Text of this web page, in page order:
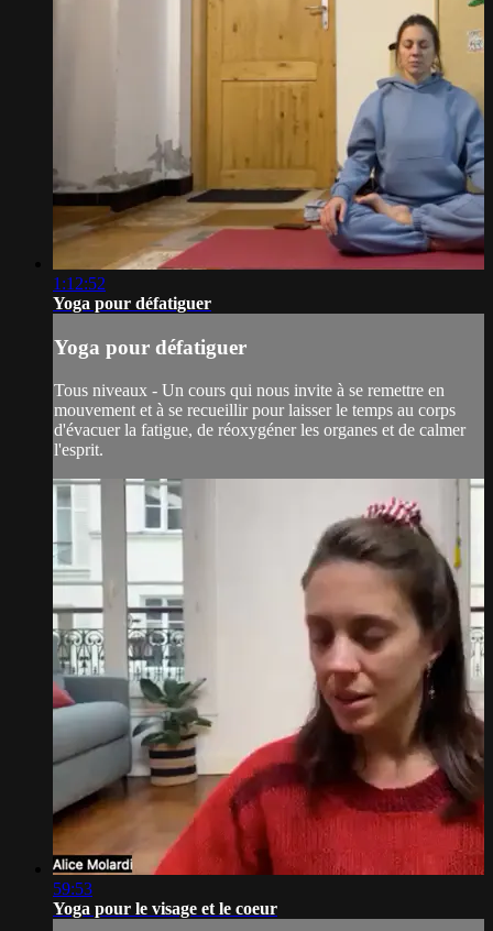
1:12:52
Yoga pour défatiguer
Yoga pour défatiguer
Tous niveaux - Un cours qui nous invite à se remettre en
mouvement et à se recueillir pour laisser le temps au corps
d'évacuer la fatigue, de réoxygéner les organes et de calmer
l'esprit.
59:53
Yoga pour le visage et le coeur